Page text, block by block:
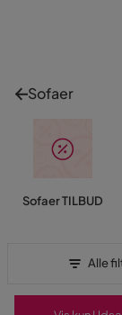
Sofaer
Sofaer TILBUD
Alle